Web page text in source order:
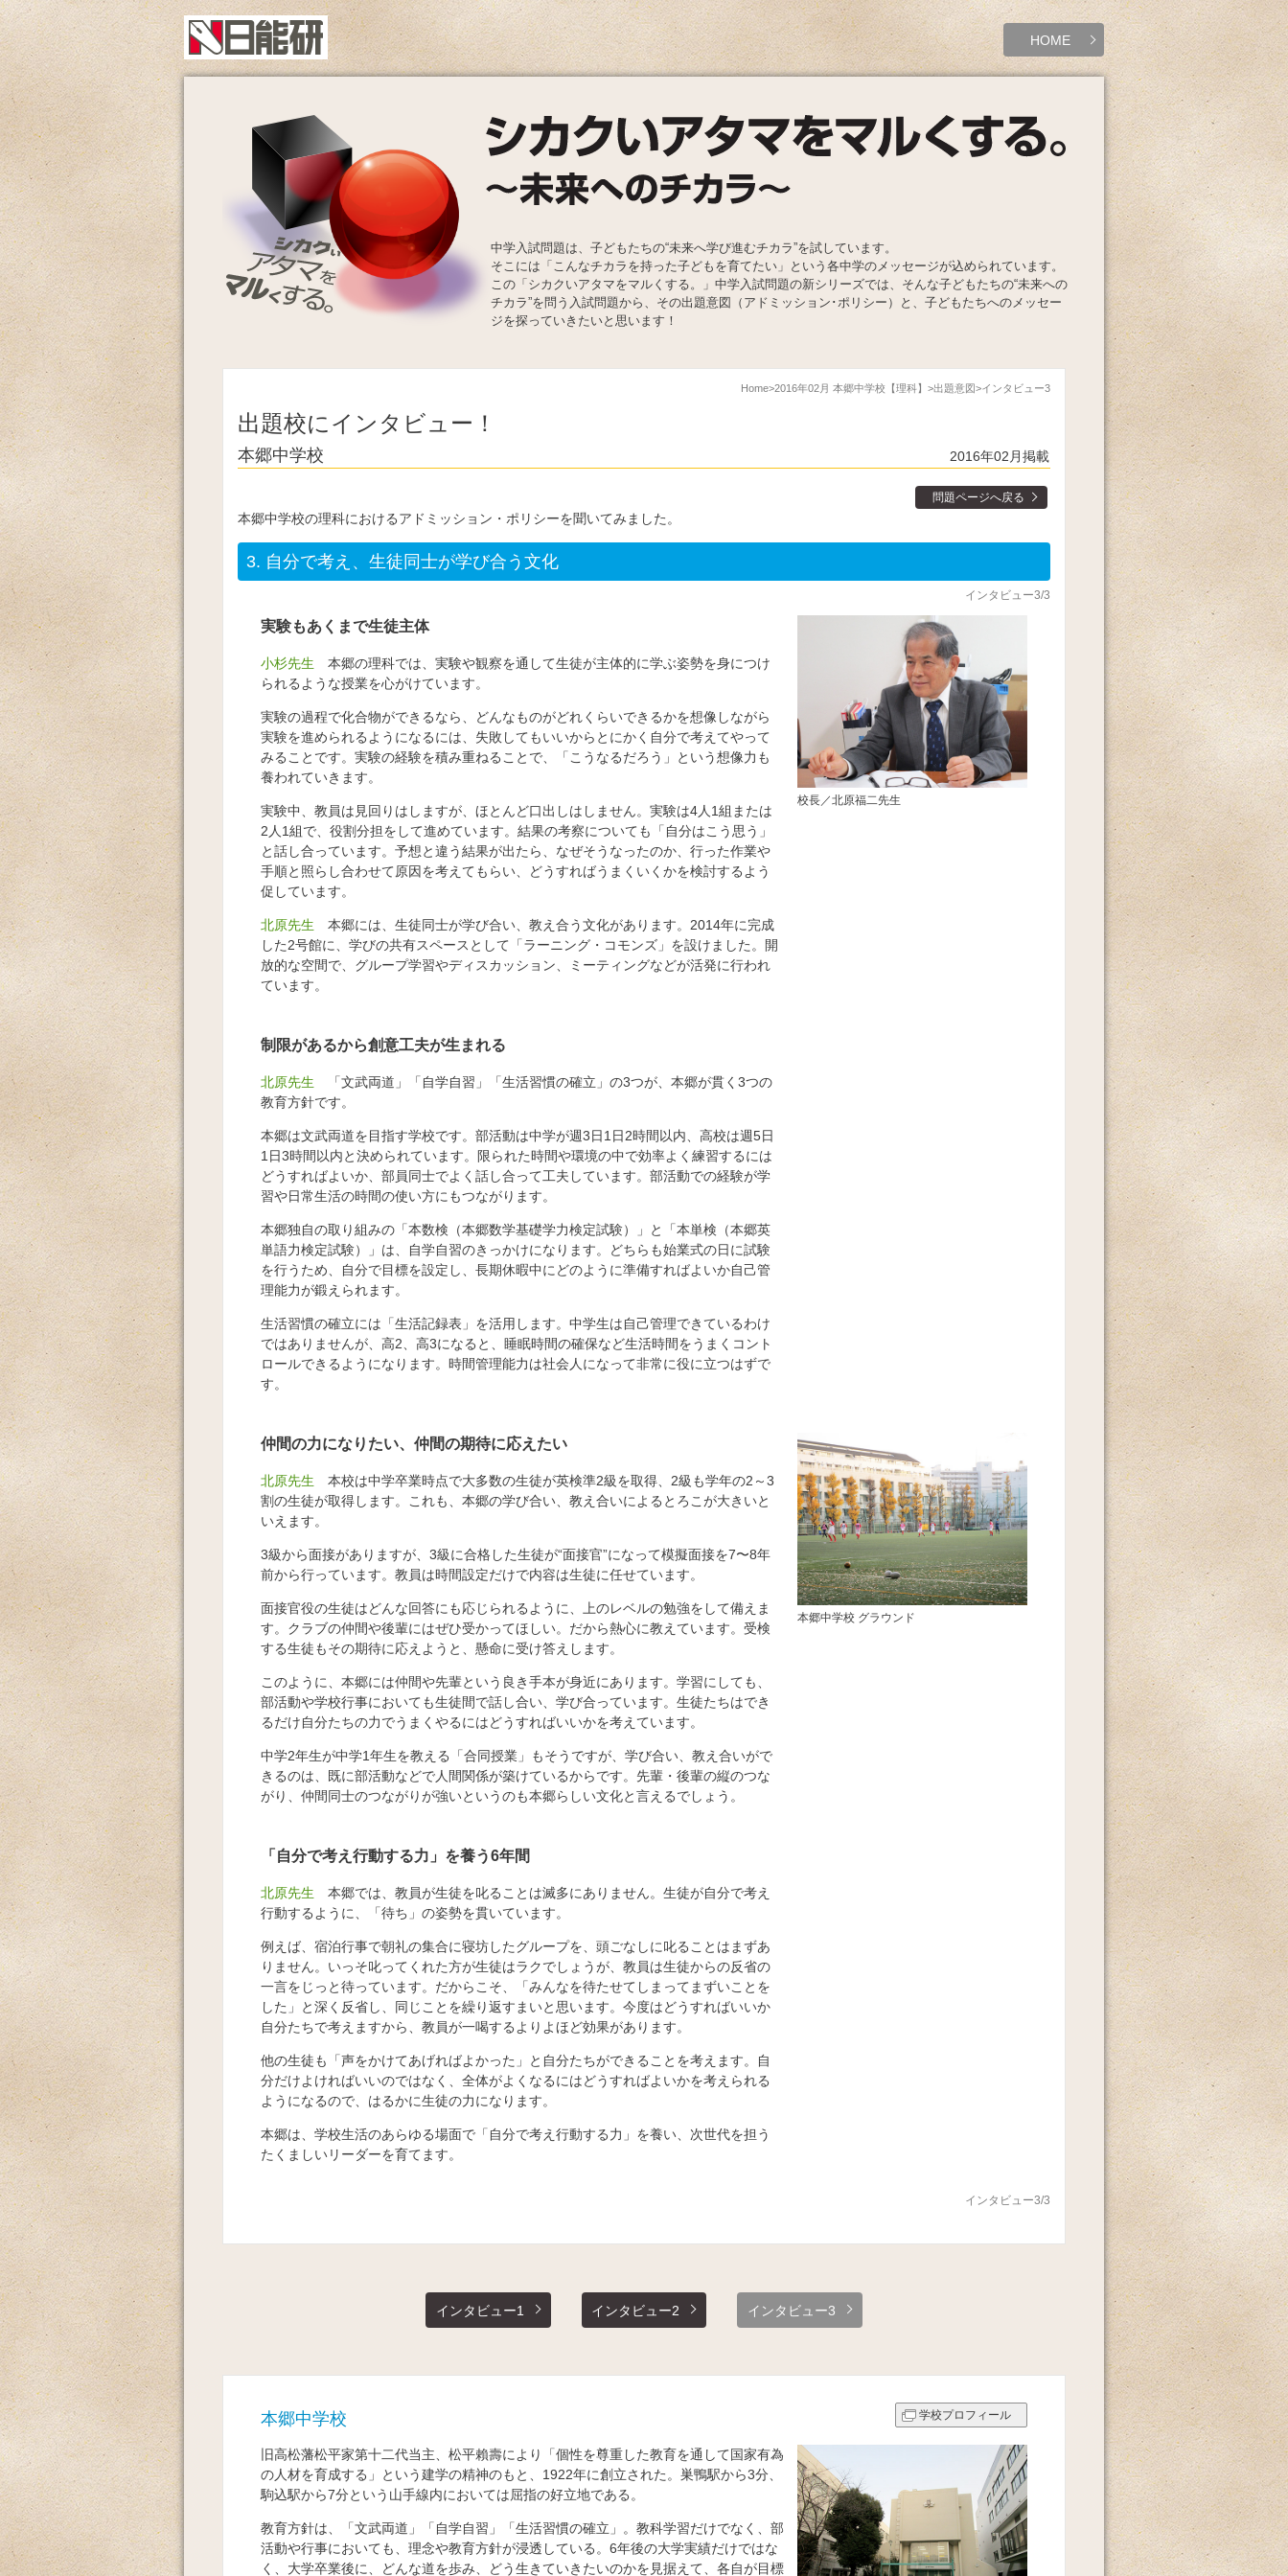
HOME
中学入試問題は、子どもたちの“未来へ学び進むチカラ”を試しています。
そこには「こんなチカラを持った子どもを育てたい」という各中学のメッセージが込められています。
この「シカクいアタマをマルくする。」中学入試問題の新シリーズでは、そんな子どもたちの“未来への
チカラ”を問う入試問題から、その出題意図（アドミッション･ポリシー）と、子どもたちへのメッセー
ジを探っていきたいと思います！
Home 2016年02月 本郷中学校【理科】 出題意図 インタビュー3
出題校にインタビュー！
本郷中学校 2016年02月掲載
問題ページへ戻る
本郷中学校の理科におけるアドミッション・ポリシーを聞いてみました。
3. 自分で考え、生徒同士が学び合う文化
インタビュー3/3
実験もあくまで生徒主体
小杉先生 本郷の理科では、実験や観察を通して生徒が主体的に学ぶ姿勢を身につけ
られるような授業を心がけています。
実験の過程で化合物ができるなら、どんなものがどれくらいできるかを想像しながら
実験を進められるようになるには、失敗してもいいからとにかく自分で考えてやって
みることです。実験の経験を積み重ねることで、「こうなるだろう」という想像力も
養われていきます。
実験中、教員は見回りはしますが、ほとんど口出しはしません。実験は4人1組または
2人1組で、役割分担をして進めています。結果の考察についても「自分はこう思う」
と話し合っています。予想と違う結果が出たら、なぜそうなったのか、行った作業や
手順と照らし合わせて原因を考えてもらい、どうすればうまくいくかを検討するよう
促しています。
北原先生 本郷には、生徒同士が学び合い、教え合う文化があります。2014年に完成
した2号館に、学びの共有スペースとして「ラーニング・コモンズ」を設けました。開
放的な空間で、グループ学習やディスカッション、ミーティングなどが活発に行われ
ています。
校長／北原福二先生
制限があるから創意工夫が生まれる
北原先生 「文武両道」「自学自習」「生活習慣の確立」の3つが、本郷が貫く3つの
教育方針です。
本郷は文武両道を目指す学校です。部活動は中学が週3日1日2時間以内、高校は週5日
1日3時間以内と決められています。限られた時間や環境の中で効率よく練習するには
どうすればよいか、部員同士でよく話し合って工夫しています。部活動での経験が学
習や日常生活の時間の使い方にもつながります。
本郷独自の取り組みの「本数検（本郷数学基礎学力検定試験）」と「本単検（本郷英
単語力検定試験）」は、自学自習のきっかけになります。どちらも始業式の日に試験
を行うため、自分で目標を設定し、長期休暇中にどのように準備すればよいか自己管
理能力が鍛えられます。
生活習慣の確立には「生活記録表」を活用します。中学生は自己管理できているわけ
ではありませんが、高2、高3になると、睡眠時間の確保など生活時間をうまくコント
ロールできるようになります。時間管理能力は社会人になって非常に役に立つはずで
す。
仲間の力になりたい、仲間の期待に応えたい
北原先生 本校は中学卒業時点で大多数の生徒が英検準2級を取得、2級も学年の2～3
割の生徒が取得します。これも、本郷の学び合い、教え合いによるとろこが大きいと
いえます。
3級から面接がありますが、3級に合格した生徒が“面接官”になって模擬面接を7〜8年
前から行っています。教員は時間設定だけで内容は生徒に任せています。
面接官役の生徒はどんな回答にも応じられるように、上のレベルの勉強をして備えま
す。クラブの仲間や後輩にはぜひ受かってほしい。だから熱心に教えています。受検
する生徒もその期待に応えようと、懸命に受け答えします。
このように、本郷には仲間や先輩という良き手本が身近にあります。学習にしても、
部活動や学校行事においても生徒間で話し合い、学び合っています。生徒たちはでき
るだけ自分たちの力でうまくやるにはどうすればいいかを考えています。
中学2年生が中学1年生を教える「合同授業」もそうですが、学び合い、教え合いがで
きるのは、既に部活動などで人間関係が築けているからです。先輩・後輩の縦のつな
がり、仲間同士のつながりが強いというのも本郷らしい文化と言えるでしょう。
本郷中学校 グラウンド
「自分で考え行動する力」を養う6年間
北原先生 本郷では、教員が生徒を叱ることは滅多にありません。生徒が自分で考え
行動するように、「待ち」の姿勢を貫いています。
例えば、宿泊行事で朝礼の集合に寝坊したグループを、頭ごなしに叱ることはまずあ
りません。いっそ叱ってくれた方が生徒はラクでしょうが、教員は生徒からの反省の
一言をじっと待っています。だからこそ、「みんなを待たせてしまってまずいことを
した」と深く反省し、同じことを繰り返すまいと思います。今度はどうすればいいか
自分たちで考えますから、教員が一喝するよりよほど効果があります。
他の生徒も「声をかけてあげればよかった」と自分たちができることを考えます。自
分だけよければいいのではなく、全体がよくなるにはどうすればよいかを考えられる
ようになるので、はるかに生徒の力になります。
本郷は、学校生活のあらゆる場面で「自分で考え行動する力」を養い、次世代を担う
たくましいリーダーを育てます。
インタビュー3/3
インタビュー1 インタビュー2 インタビュー3
本郷中学校
旧高松藩松平家第十二代当主、松平賴壽により「個性を尊重した教育を通して国家有為
の人材を育成する」という建学の精神のもと、1922年に創立された。巣鴨駅から3分、
駒込駅から7分という山手線内においては屈指の好立地である。
教育方針は、「文武両道」「自学自習」「生活習慣の確立」。教科学習だけでなく、部
活動や行事においても、理念や教育方針が浸透している。6年後の大学実績だけではな
く、大学卒業後に、どんな道を歩み、どう生きていきたいのかを見据えて、各自が目標
学校プロフィール